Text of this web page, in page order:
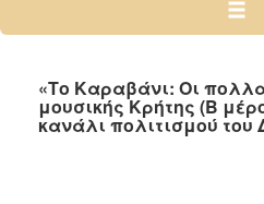
2024
2022
«Το Καραβάνι: Οι
μουσικής Κρήτης (Β
κανάλι πολιτισμού